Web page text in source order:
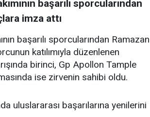
başarılı sporcularından
imza attı
başarılı sporcularından Ramazan
katılımıyla düzenlenen
birinci, Gp Apollon Tample
ise zirvenin sahibi oldu.
uluslararası başarılarına yenilerini